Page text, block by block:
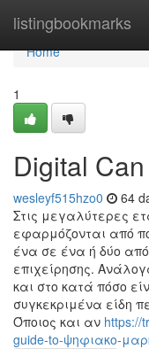
listingbookmarks
Home
Home
1
Digital
wesleyf515hzo0 64
Στις μεγαλύτερες
εφαρμόζονται από
ένα σε ένα ή δύο
επιχείρησης.
και στο κατά πόσο
συγκεκριμένα είδη
Όποιος και αν https://
guide-to-ψηφιακο-